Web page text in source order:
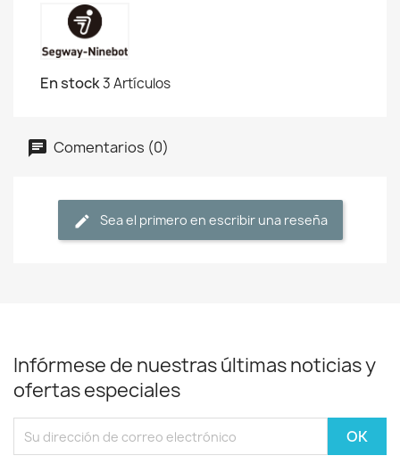
En stock3 Artículos
Comentarios (0)
Sea el primero en escribir una reseña
Infórmese de nuestras últimas noticias y
ofertas especiales